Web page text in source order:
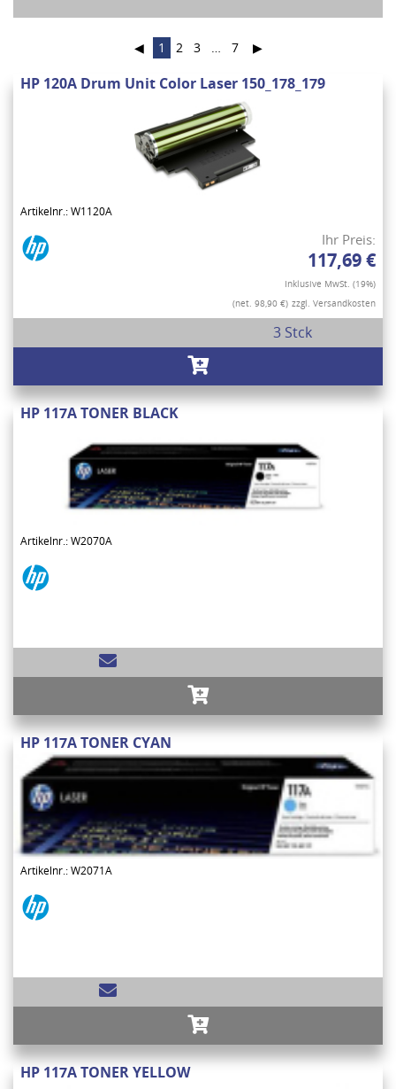
◀ 1 2 3 … 7 ▶
HP 120A Drum Unit Color Laser 150_178_179
Artikelnr.: W1120A
Ihr Preis:
117,69 €
Inklusive MwSt. (19%)
(net. 98,90 €) zzgl. Versandkosten
3 Stck
HP 117A TONER BLACK
Artikelnr.: W2070A
HP 117A TONER CYAN
Artikelnr.: W2071A
HP 117A TONER YELLOW